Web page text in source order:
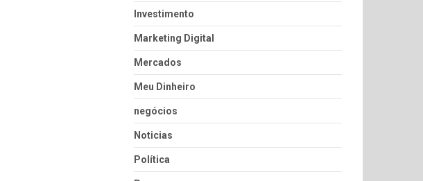
Investimento
Marketing Digital
Mercados
Meu Dinheiro
negócios
Noticias
Política